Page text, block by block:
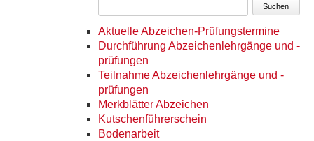
Suchen
Aktuelle Abzeichen-Prüfungstermine
Durchführung Abzeichenlehrgänge und -
prüfungen
Teilnahme Abzeichenlehrgänge und -
prüfungen
Merkblätter Abzeichen
Kutschenführerschein
Bodenarbeit